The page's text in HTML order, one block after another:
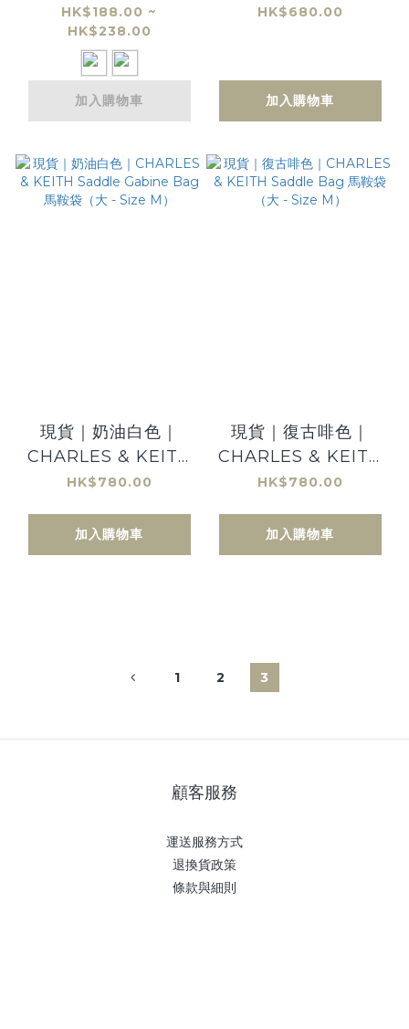
信封卡套散銀包 |
CHARLES & KEITH
Envelope
Cardholder
HK$188.00 ~
HK$238.00
加入購物車
Saddle Mini
HK$680.00
加入購物車
現貨｜奶油白色｜
CHARLES & KEITH
Saddle Gabine Bag
M）
HK$780.00
加入購物車
現貨｜復古啡色｜
CHARLES & KEITH
Saddle Bag 馬鞍袋
HK$780.00
加入購物車
1 2 3
顧客服務
運送服務方式
退換貨政策
條款與細則